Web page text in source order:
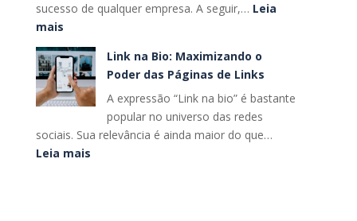
Visual
o
Seu
Negócio
sucesso de qualquer empresa. A seguir,… Leia
mais:
Como
Desenvolver
uma
Estratégia
Eficaz
para
Link na Bio: Maximizando o
Poder das Páginas de Links
A expressão “Link na bio” é bastante
popular no universo das redes
sociais. Sua relevância é ainda maior do que…
Leia mais: